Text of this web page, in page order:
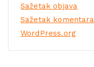
Sažetak objava
Sažetak komentara
WordPress.org